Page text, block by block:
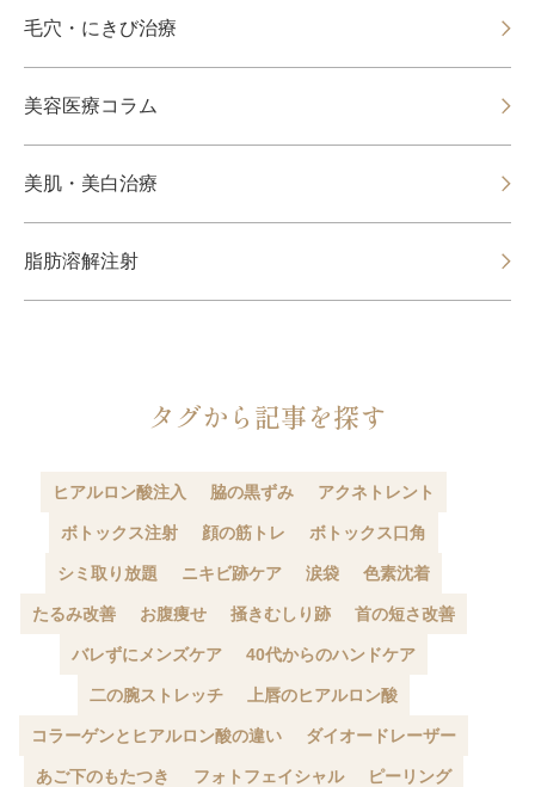
毛穴・にきび治療
美容医療コラム
美肌・美白治療
脂肪溶解注射
タグから記事を探す
ヒアルロン酸注入 脇の黒ずみ アクネトレント
ボトックス注射 顔の筋トレ ボトックス口角
シミ取り放題 ニキビ跡ケア 涙袋 色素沈着
たるみ改善 お腹痩せ 掻きむしり跡 首の短さ改善
バレずにメンズケア 40代からのハンドケア
二の腕ストレッチ 上唇のヒアルロン酸
コラーゲンとヒアルロン酸の違い ダイオードレーザー
あご下のもたつき フォトフェイシャル ピーリング